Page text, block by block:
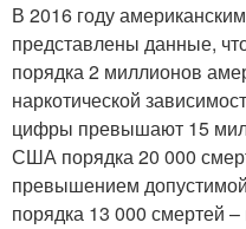
В 2016 году
представлены данные,
порядка 2 миллионов
наркотической
цифры превышают 15
США порядка 20 000
превышением
порядка 13 000 смертей